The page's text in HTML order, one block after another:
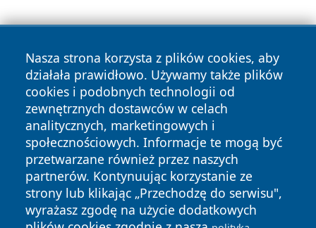
Nasza strona korzysta z plików cookies, aby
działała prawidłowo. Używamy także plików
cookies i podobnych technologii od
zewnętrznych dostawców w celach
analitycznych, marketingowych i
społecznościowych. Informacje te mogą być
przetwarzane również przez naszych
partnerów. Kontynuując korzystanie ze
strony lub klikając „Przechodzę do serwisu",
wyrażasz zgodę na użycie dodatkowych
Copyright © 2026 faktypoznan.pl Wszystkie prawa
zastrzeżone.
News Autorzy
Polityka
Prywatności
Polityka
Cookies